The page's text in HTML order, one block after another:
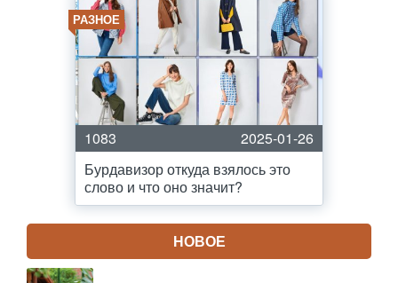
РАЗНОЕ
1083
2025-01-26
Бурдавизор откуда взялось это
слово и что оно значит?
НОВОЕ